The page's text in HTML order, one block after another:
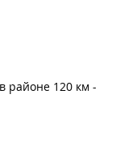
районе 120 км -